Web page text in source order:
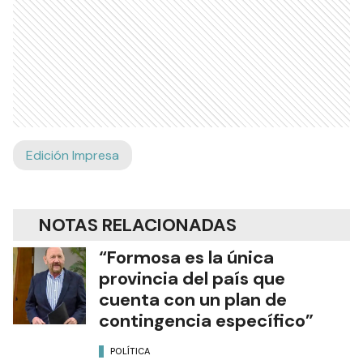
Edición Impresa
NOTAS RELACIONADAS
“Formosa es la única
provincia del país que
cuenta con un plan de
contingencia específico”
POLÍTICA